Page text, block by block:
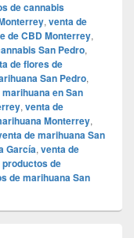
de cannabis
, venta de
de CBD Monterrey,
San Pedro,
de flores de
San Pedro,
en San
, venta de
Monterrey,
de marihuana San
García, venta de
de
de marihuana San